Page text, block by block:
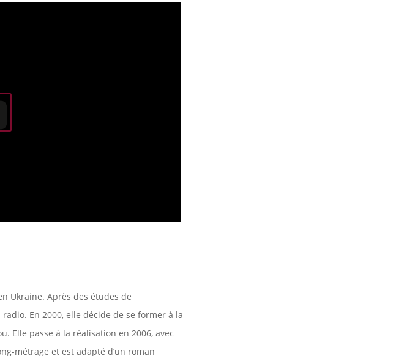
Ukraine. Après des études de
En 2000, elle décide de se former à la
Elle passe à la réalisation en 2006, avec
métrage et est adapté d’un roman